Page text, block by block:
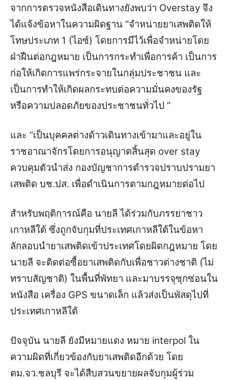
จากการตรวจหนังสือเดินทางยังพบว่า Overstay จึง
ได้แจ้งข้อหาในความผิดฐาน “จำหน่ายยาเสพติดให้
โทษประเภท 1 (ไอซ์) โดยการมีไว้เพื่อจำหน่ายโดย
ฝ่าฝืนต่อกฎหมาย เป็นการกระทำเพื่อการค้า เป็นการ
ก่อให้เกิดการแพร่กระจายในกลุ่มประชาชน และ
เป็นการทำให้เกิดผลกระทบต่อความมั่นคงของรัฐ
หรือความปลอดภัยของประชาชนทั่วไป ”
และ “เป็นบุคคลต่างด้าวเดินทางเข้ามาและอยู่ใน
ราชอาณาจักรโดยการอนุญาตสิ้นสุด over stay
ควบคุมตัวนำส่ง กองบัญชาการตำรวจปราบปรามยา
เสพติด บช.ปส. เพื่อดำเนินการตามกฎหมายต่อไป
สำหรับพฤติการณ์คือ นายลี ได้ร่วมกับภรรยาชาว
เกาหลีใต้ ซึ่งถูกจับกุมที่ประเทศเกาหลีใต้ในข้อหา
ลักลอบนำยาเสพติดเข้าประเทศโดยผิดกฎหมาย โดย
นายลี จะติดต่อซื้อยาเสพติดกับเพื่อชาวต่างชาติ (ไม่
ทราบสัญชาติ) ในพื้นที่พัทยา และมาบรรจุซุกซ่อนใน
หนังสือ เครื่อง GPS ขนาดเล็ก แล้วส่งเป็นพัสดุไปที่
ประเทศเกาหลีใต้
ปัจจุบัน นายลี ยังมีหมายแดง หมาย interpol ใน
ความผิดที่เกี่ยวข้องกับยาเสพติดอีกด้วย โดย
ตม.จว.ชลบุรี จะได้สืบสวนขยายผลจับกุมผู้ร่วม